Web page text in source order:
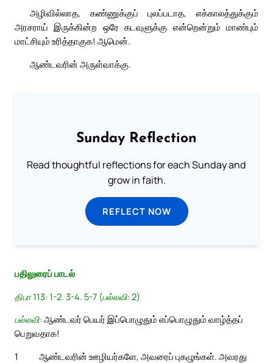
அழிவில்லாத, கண்ணுக்குப் புலப்படாத, எக்காலத்துக்கும்
அரசராய் இருக்கின்ற ஒரே கடவுளுக்கு என்றென்றும் மாண்பும்
மாட்சியும் உரித்தாகுக! ஆமென்.
ஆண்டவரின் அருள்வாக்கு.
Sunday Reflection
Read thoughtful reflections for each Sunday and
grow in faith.
REFLECT NOW
பதிலுரைப் பாடல்
திபா 113: 1-2. 3-4. 5-7 (பல்லவி: 2)
பல்லவி: ஆண்டவர் பெயர் இப்பொழுதும் எப்பொழுதும் வாழ்த்தப்
பெறுவதாக!
1
ஆண்டவரின் ஊழியர்களே, அவரைப் புகழுங்கள். அவரது